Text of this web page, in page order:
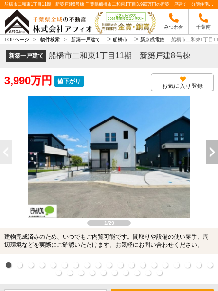
船橋市二和東1丁目11期 新築戸建8号棟 千葉県船橋市二和東1丁目3,990万円の新築一戸建て｜分譲住宅や新築物件｜株式会社アフィオ
みつわ台 千葉南
TOPページ > 物件検索 > 新築一戸建て > 船橋市 > 新京成電鉄 船橋市二和東1丁目
新築一戸建て 船橋市二和東1丁目11期 新築戸建8号棟
3,990万円 値下がり
お気に入り登録
1/29
建物完成済みのため、いつでもご内覧可能です。間取りや設備の使い勝手、周
辺環境などを実際にご確認いただけます。お気軽にお問い合わせください。